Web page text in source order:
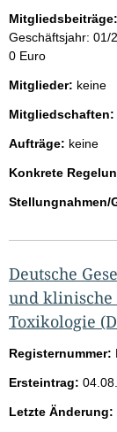
Mitgliedsbeiträge:
Geschäftsjahr: 01/
0 Euro
Mitglieder: keine
Mitgliedschaften:
Aufträge: keine
Konkrete
Stellungnahmen/
Deutsche
und klinische
Toxikologie
Registernummer:
Ersteintrag:
Letzte Änderung: